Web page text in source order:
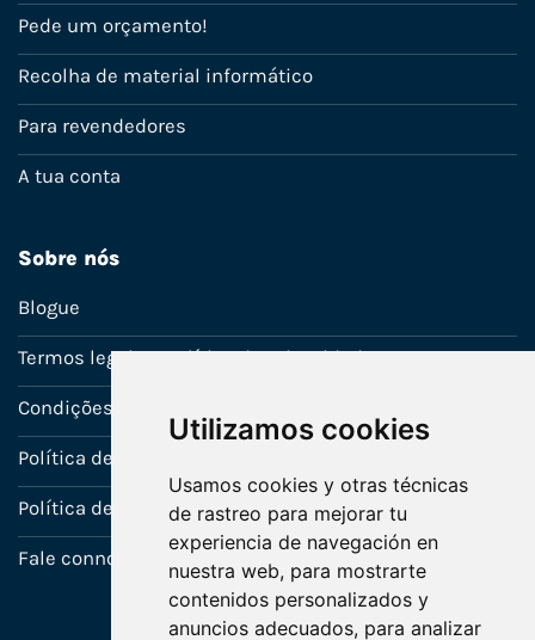
Utilizamos cookies
Usamos cookies y otras técnicas
de rastreo para mejorar tu
experiencia de navegación en
nuestra web, para mostrarte
contenidos personalizados y
anuncios adecuados, para analizar
Pede um orçamento!
Recolha de material informático
Para revendedores
A tua conta
Sobre nós
Blogue
Termos legais e política de privacidade
Condições de venda
Política de Garantia
Política de utilização de cookies
Fale connosco